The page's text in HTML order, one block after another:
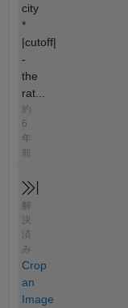
city
*
|cutoff|
-
the
rat...
約
6
年
前
解
決
済
み
Crop
an
Image